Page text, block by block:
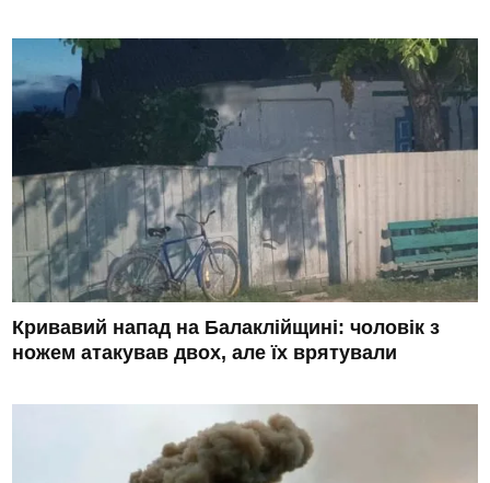
Кривавий напад на Балаклійщині: чоловік з
ножем атакував двох, але їх врятували